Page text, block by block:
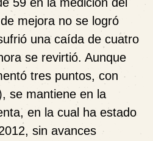
mejora no se logró
una caída de cuatro
se revirtió. Aunque
tres puntos, con
se mantiene en la
en la cual ha estado
sin avances